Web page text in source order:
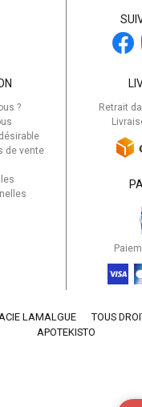
?
de vente
Retrait
LAMALGUE
TOUS
APOTEKISTO